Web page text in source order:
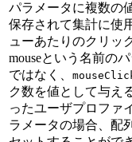
パラメータに複数の
保存されて集計に使
ューあたりのクリッ
mouseという名前の
ではなく、
ク数を値として与え
ったユーザプロファ
ラメータの場合、配